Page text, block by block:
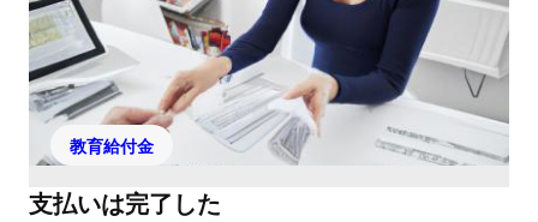
教育給付金
支払いは完了した